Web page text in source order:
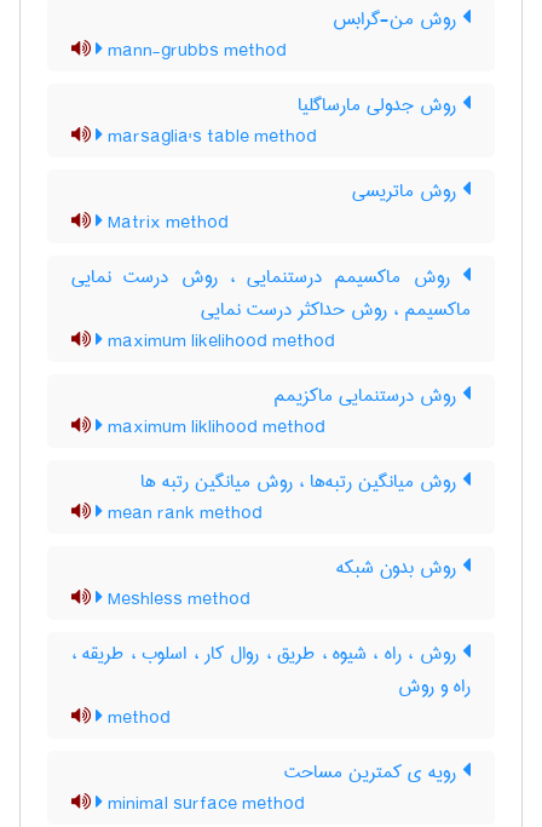
روش من-گرابس
mann-grubbs method
روش جدولی مارساگلیا
marsaglia's table method
روش ماتریسی
Matrix method
روش ماکسیمم درستنمایی ، روش درست نمایی
ماکسیمم ، روش حداکثر درست نمایی
maximum likelihood method
روش درستنمایی ماکزیمم
maximum liklihood method
روش میانگین رتبه‌ها ، روش میانگین رتبه ها
mean rank method
روش بدون شبکه
Meshless method
روش ، راه ، شیوه ، طریق ، روال کار ، اسلوب ، طریقه ،
راه و روش
method
رویه ی کمترین مساحت
minimal surface method